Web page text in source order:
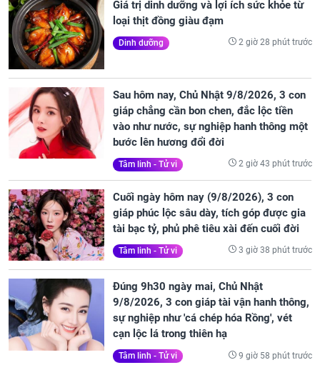
Giá trị dinh dưỡng và lợi ích sức khỏe từ
loại thịt đồng giàu đạm
Dinh dưỡng 2 giờ 28 phút trước
Sau hôm nay, Chủ Nhật 9/8/2026, 3 con
giáp chẳng cần bon chen, đắc lộc tiền
vào như nước, sự nghiệp hanh thông một
bước lên hương đổi đời
Tâm linh - Tử vi 2 giờ 43 phút trước
Cuối ngày hôm nay (9/8/2026), 3 con
giáp phúc lộc sâu dày, tích góp được gia
tài bạc tỷ, phủ phê tiêu xài đến cuối đời
Tâm linh - Tử vi 3 giờ 38 phút trước
Đúng 9h30 ngày mai, Chủ Nhật
9/8/2026, 3 con giáp tài vận hanh thông,
sự nghiệp như 'cá chép hóa Rồng', vét
cạn lộc lá trong thiên hạ
Tâm linh - Tử vi 9 giờ 58 phút trước